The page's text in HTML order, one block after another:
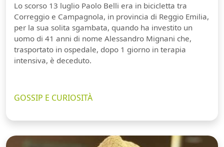
Lo scorso 13 luglio Paolo Belli era in bicicletta tra
Correggio e Campagnola, in provincia di Reggio Emilia,
per la sua solita sgambata, quando ha investito un
uomo di 41 anni di nome Alessandro Mignani che,
trasportato in ospedale, dopo 1 giorno in terapia
intensiva, è deceduto.
GOSSIP E CURIOSITÀ